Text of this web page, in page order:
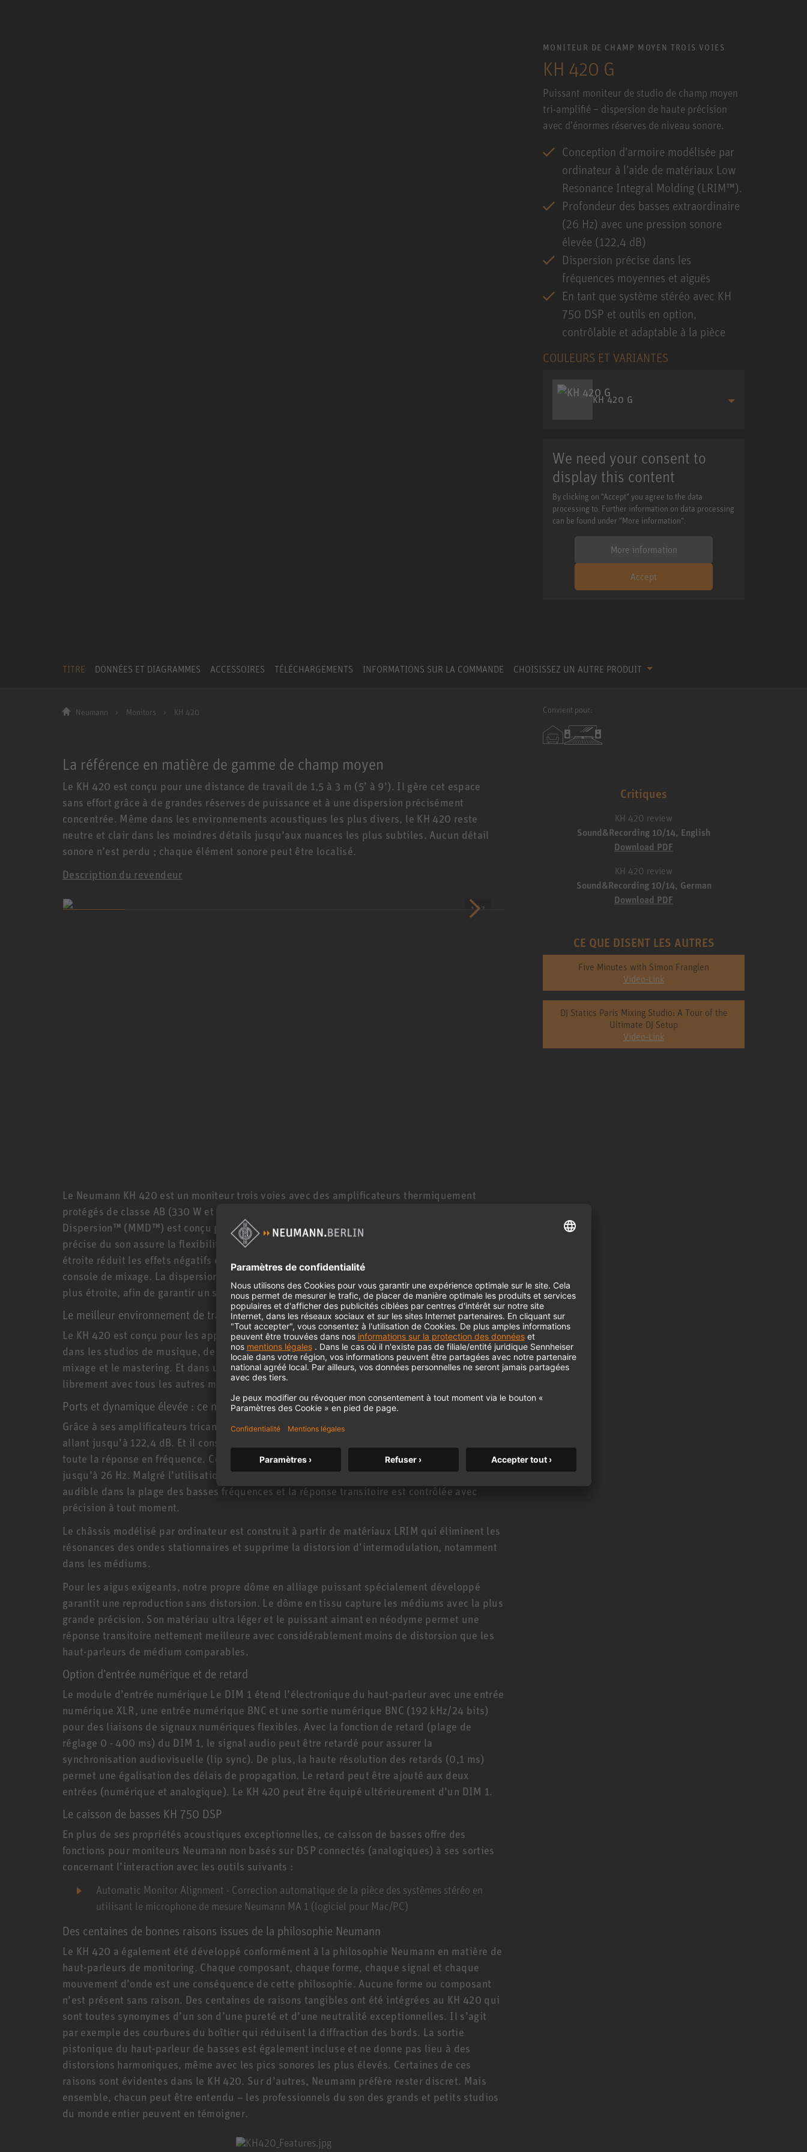
MONITEUR DE CHAMP MOYEN TROIS VOIES
KH 420 G
Puissant moniteur de studio de champ moyen
tri-amplifié – dispersion de haute précision
avec d’énormes réserves de niveau sonore.
Conception d’armoire modélisée par
ordinateur à l’aide de matériaux Low
Resonance Integral Molding (LRIM™).
Profondeur des basses extraordinaire
(26 Hz) avec une pression sonore
élevée (122,4 dB)
Dispersion précise dans les
fréquences moyennes et aiguës
En tant que système stéréo avec KH
750 DSP et outils en option,
contrôlable et adaptable à la pièce
COULEURS ET VARIANTES
KH 420 G
We need your consent to
display this content
By clicking on "Accept" you agree to the data
processing to. Further information on data processing
can be found under "More information".
More information
Accept
TITRE DONNÉES ET DIAGRAMMES ACCESSOIRES TÉLÉCHARGEMENTS INFORMATIONS SUR LA COMMANDE CHOISISSEZ UN AUTRE PRODUIT
Neumann Monitors KH 420
La référence en matière de gamme de champ moyen
Le KH 420 est conçu pour une distance de travail de 1,5 à 3 m (5’ à 9’). Il gère cet espace
sans effort grâce à de grandes réserves de puissance et à une dispersion précisément
concentrée. Même dans les environnements acoustiques les plus divers, le KH 420 reste
neutre et clair dans les moindres détails jusqu’aux nuances les plus subtiles. Aucun détail
sonore n’est perdu ; chaque élément sonore peut être localisé.
Description du revendeur
1 / 7
Le Neumann KH 420 est un moniteur trois voies avec des amplificateurs thermiquement
protégés de classe AB (330 W et deux fois 140 W). Tout comme les pilotes, son guide d’ondes
Dispersion™ (MMD™) est conçu pour une précision optimale. La répartition horizontale
précise du son assure la flexibilité de la position d’écoute ; la dispersion verticale plus
étroite réduit les effets négatifs des réflexions proches, par exemple d’un bureau ou d’une
console de mixage. La dispersion du Neumann KH 420 est délibérément conçue pour être
plus étroite, afin de garantir un son de référence, à des distances de travail plus longues.
Le meilleur environnement de travail : proche des oreilles professionnelles
Le KH 420 est conçu pour les applications de champ moyen et comme moniteur principal
dans les studios de musique, de diffusion et de post-production pour l’enregistrement, le
mixage et le mastering. Et dans un système multicanal, il peut également être combiné
librement avec tous les autres moniteurs de studio Neumann.
Ports et dynamique élevée : ce n’est plus une contradiction
Grâce à ses amplificateurs tricanaux, le KH 420 atteint également des pressions acoustiques
allant jusqu’à 122,4 dB. Et il conserve ainsi une représentation haute résolution et neutre sur
toute la réponse en fréquence. Cela inclut également une réponse des basses exceptionnelle
jusqu’à 26 Hz. Malgré l’utilisation de ports, il n’y a pas de « surplomb » ou de résonance
audible dans la plage des basses fréquences et la réponse transitoire est contrôlée avec
précision à tout moment.
Le châssis modélisé par ordinateur est construit à partir de matériaux LRIM qui éliminent les
résonances des ondes stationnaires et supprime la distorsion d’intermodulation, notamment
dans les médiums.
Pour les aigus exigeants, notre propre dôme en alliage puissant spécialement développé
garantit une reproduction sans distorsion. Le dôme en tissu capture les médiums avec la plus
grande précision. Son matériau ultra léger et le puissant aimant en néodyme permet une
réponse transitoire nettement meilleure avec considérablement moins de distorsion que les
haut-parleurs de médium comparables.
Option d’entrée numérique et de retard
Le module d’entrée numérique Le DIM 1 étend l’électronique du haut-parleur avec une entrée
numérique XLR, une entrée numérique BNC et une sortie numérique BNC (192 kHz/24 bits)
pour des liaisons de signaux numériques flexibles. Avec la fonction de retard (plage de
réglage 0 - 400 ms) du DIM 1, le signal audio peut être retardé pour assurer la
synchronisation audiovisuelle (lip sync). De plus, la haute résolution des retards (0,1 ms)
permet une égalisation des délais de propagation. Le retard peut être ajouté aux deux
entrées (numérique et analogique). Le KH 420 peut être équipé ultérieurement d’un DIM 1.
Le caisson de basses KH 750 DSP
En plus de ses propriétés acoustiques exceptionnelles, ce caisson de basses offre des
fonctions pour moniteurs Neumann non basés sur DSP connectés (analogiques) à ses sorties
concernant l’interaction avec les outils suivants :
Automatic Monitor Alignment - Correction automatique de la pièce des systèmes stéréo en
utilisant le microphone de mesure Neumann MA 1 (logiciel pour Mac/PC)
Des centaines de bonnes raisons issues de la philosophie Neumann
Le KH 420 a également été développé conformément à la philosophie Neumann en matière de
haut-parleurs de monitoring. Chaque composant, chaque forme, chaque signal et chaque
mouvement d’onde est une conséquence de cette philosophie. Aucune forme ou composant
n’est présent sans raison. Des centaines de raisons tangibles ont été intégrées au KH 420 qui
sont toutes synonymes d’un son d’une pureté et d’une neutralité exceptionnelles. Il s’agit
par exemple des courbures du boîtier qui réduisent la diffraction des bords. La sortie
pistonique du haut-parleur de basses est également incluse et ne donne pas lieu à des
distorsions harmoniques, même avec les pics sonores les plus élevés. Certaines de ces
raisons sont évidentes dans le KH 420. Sur d’autres, Neumann préfère rester discret. Mais
ensemble, chacun peut être entendu – les professionnels du son des grands et petits studios
du monde entier peuvent en témoigner.
Convient pour:
Critiques
KH 420 review
Sound&Recording 10/14, English
Download PDF
KH 420 review
Sound&Recording 10/14, German
Download PDF
CE QUE DISENT LES AUTRES
Five Minutes with Simon Franglen
Video-Link
DJ Statics Paris Mixing Studio: A Tour of the
Ultimate DJ Setup
Video-Link